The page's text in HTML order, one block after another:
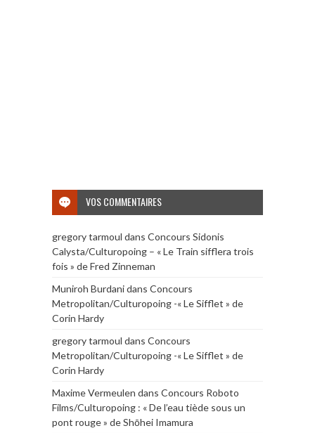
VOS COMMENTAIRES
gregory tarmoul dans Concours Sidonis
Calysta/Culturopoing – « Le Train sifflera trois
fois » de Fred Zinneman
Muniroh Burdanidans Concours
Metropolitan/Culturopoing -« Le Sifflet » de
Corin Hardy
gregory tarmoul dans Concours
Metropolitan/Culturopoing -« Le Sifflet » de
Corin Hardy
Maxime Vermeulen dans Concours Roboto
Films/Culturopoing : « De l’eau tiède sous un
pont rouge » de Shōhei Imamura